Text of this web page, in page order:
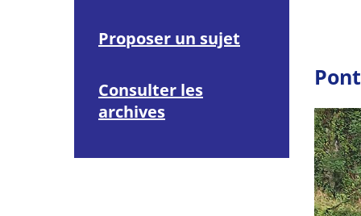
Proposer un sujet
Consulter les
archives
o